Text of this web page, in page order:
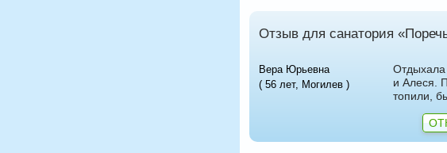
Отзыв для санатория
Вера Юрьевна
( 56 лет, Могилев )
Отдыхала
и Алеся.
топили,